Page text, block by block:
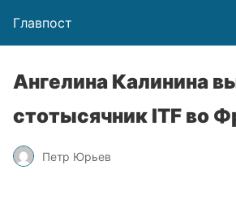
Главпост
Ангелина Калинина
стотысячник ITF во
Петр Юрьев